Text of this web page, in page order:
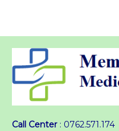
Call Center: 0762.571.174